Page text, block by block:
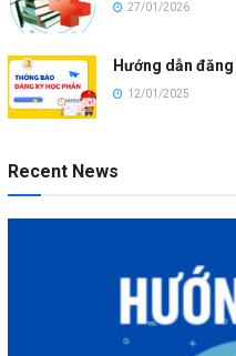
27/01/2026
Hướng dẫn
12/01/2025
Recent News